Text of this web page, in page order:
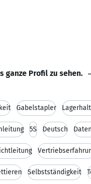
ganze Profil zu sehen.
Gabelstapler
5S Deutsch
Selbstständigkeit